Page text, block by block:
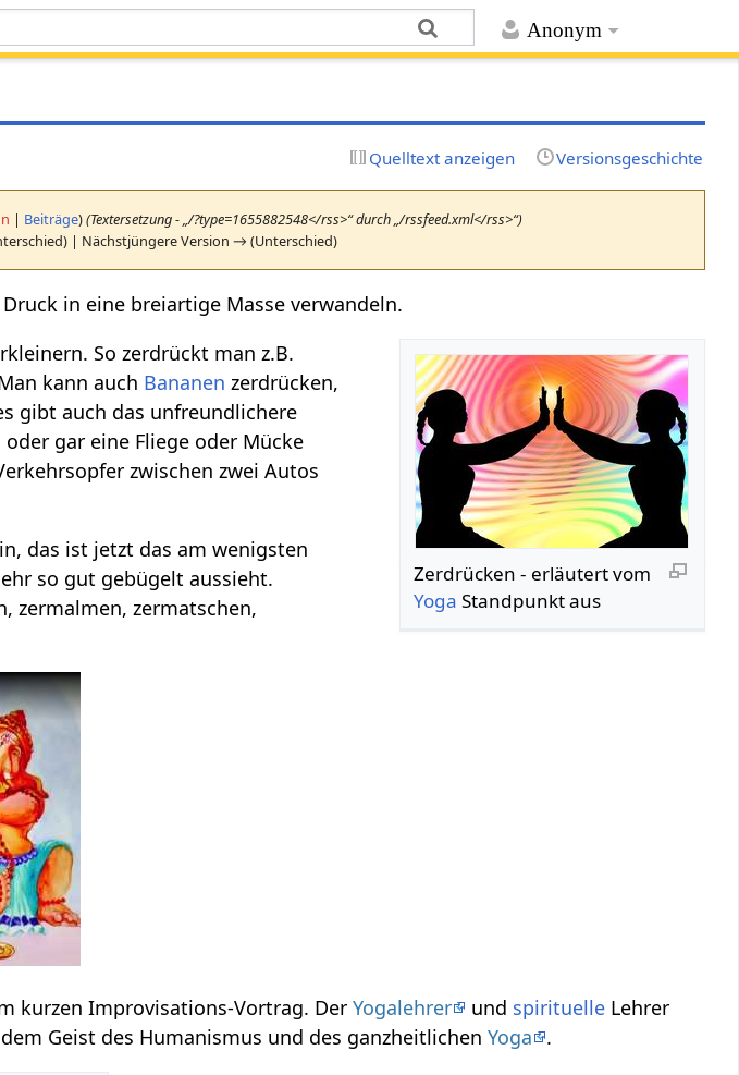
Anonym
Quelltext anzeigen Versionsgeschichte
| Beiträge)(Textersetzung - „/?type=1655882548</rss>“ durch „/rssfeed.xml</rss>“)
| Nächstjüngere Version → (Unterschied)
in eine breiartige Masse verwandeln.
Zerdrücken‏‎ - erläutert vom
Yoga Standpunkt aus
So zerdrückt man z.B.
kann auch Bananen zerdrücken,
gibt auch das unfreundlichere
gar eine Fliege oder Mücke
zwischen zwei Autos
das ist jetzt das am wenigsten
so gut gebügelt aussieht.
zermalmen, zermatschen,
Thema Zerdrücken‏‎ in diesem kurzen Improvisations-Vortrag. DerYogalehrer und spirituelle Lehrer
hier über Zerdrücken‏‎ aus dem Geist des Humanismus und des ganzheitlichenYoga .